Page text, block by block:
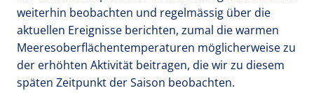
weiterhin beobachten und regelmässig über die
aktuellen Ereignisse berichten, zumal die warmen
Meeresoberflächentemperaturen möglicherweise zu
der erhöhten Aktivität beitragen, die wir zu diesem
späten Zeitpunkt der Saison beobachten.